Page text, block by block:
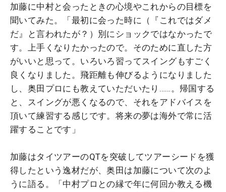
加藤に中村と会ったときの心境やこれからの目標を
聞いてみた。「最初に会った時に（『これではダメ
だ』と言われたが？）別にショックではなかったで
す。上手くなりたかったので。そのために直した方
がいいと思って。いろいろ習ってスイングもすごく
良くなりました。飛距離も伸びるようになりました
し、奥田プロにも教えていただいたり……。帰国する
と、スイングが悪くなるので、それをアドバイスを
頂いて練習する感じです。将来の夢は海外で常に活
躍することです」
加藤はタイツアーのQTを突破してツアーシードを獲
得したという逸材だが、奥田は加藤について次のよ
うに語る。「中村プロとの縁で年に何回か教える機